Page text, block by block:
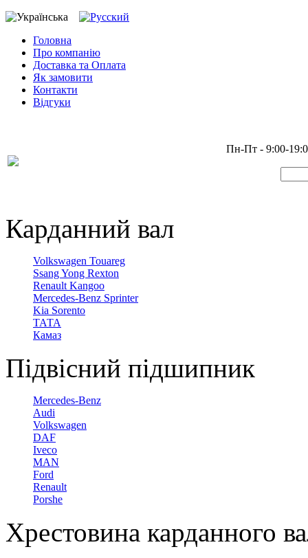
Головна
Про компанію
Доставка та Оплата
Як замовити
Контакти
Відгуки
Пн-Пт - 9:00-
Карданний вал
Volkswagen Touareg
Ssang Yong Rexton
Renault Kangoo
Mercedes-Benz Sprinter
Kia Sorento
ТАТА
Камаз
Підвісний підшипник
Mercedes-Benz
Audi
Volkswagen
DAF
Iveco
MAN
Ford
Renault
Porshe
Хрестовина карданного